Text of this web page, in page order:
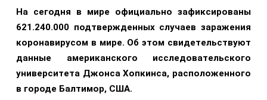
На сегодня в мире официально зафиксированы
621.240.000 подтвержденных случаев заражения
коронавирусом в мире. Об этом свидетельствуют
данные американского исследовательского
университета Джонса Хопкинса, расположенного
в городе Балтимор, США.